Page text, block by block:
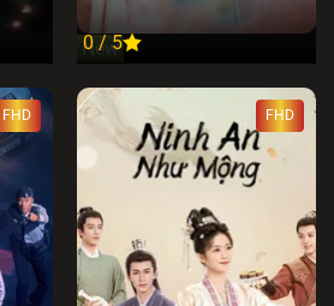
New
0 / 5
FHD FHD